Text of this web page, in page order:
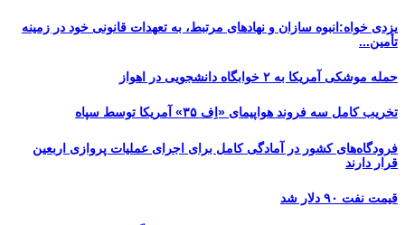
یزدی خواه:انبوه سازان و نهادهای مرتبط، به تعهدات قانونی خود در زمینه
تأمین...
حمله موشکی آمریکا به ۲ خوابگاه دانشجویی در اهواز
تخریب کامل سه فروند هواپیمای «اِف ۳۵» آمریکا توسط سپاه
فرودگاه‌های کشور در آمادگی کامل برای اجرای عملیات پروازی اربعین
قرار دارند
قیمت نفت ۹۰ دلار شد